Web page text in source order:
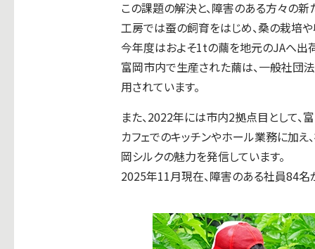
この課題の解決と、障害のある方々の
工房では蚕の飼育をはじめ、桑の栽培
今年度はおよそ1tの繭を地元のJAへ出
富岡市内で生産された繭は、一般社団
用されています。
また、2022年には市内2拠点目として、
カフェでのキッチンやホール業務に加
岡シルクの魅力を発信しています。
2025年11月現在、障害のある社員84名